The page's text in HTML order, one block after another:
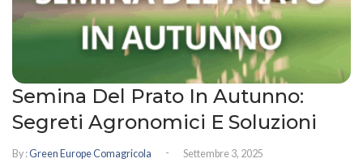
Semina Del Prato In Autunno:
Segreti Agronomici E Soluzioni
By : Green Europe Comagricola - Settembre 3, 2025